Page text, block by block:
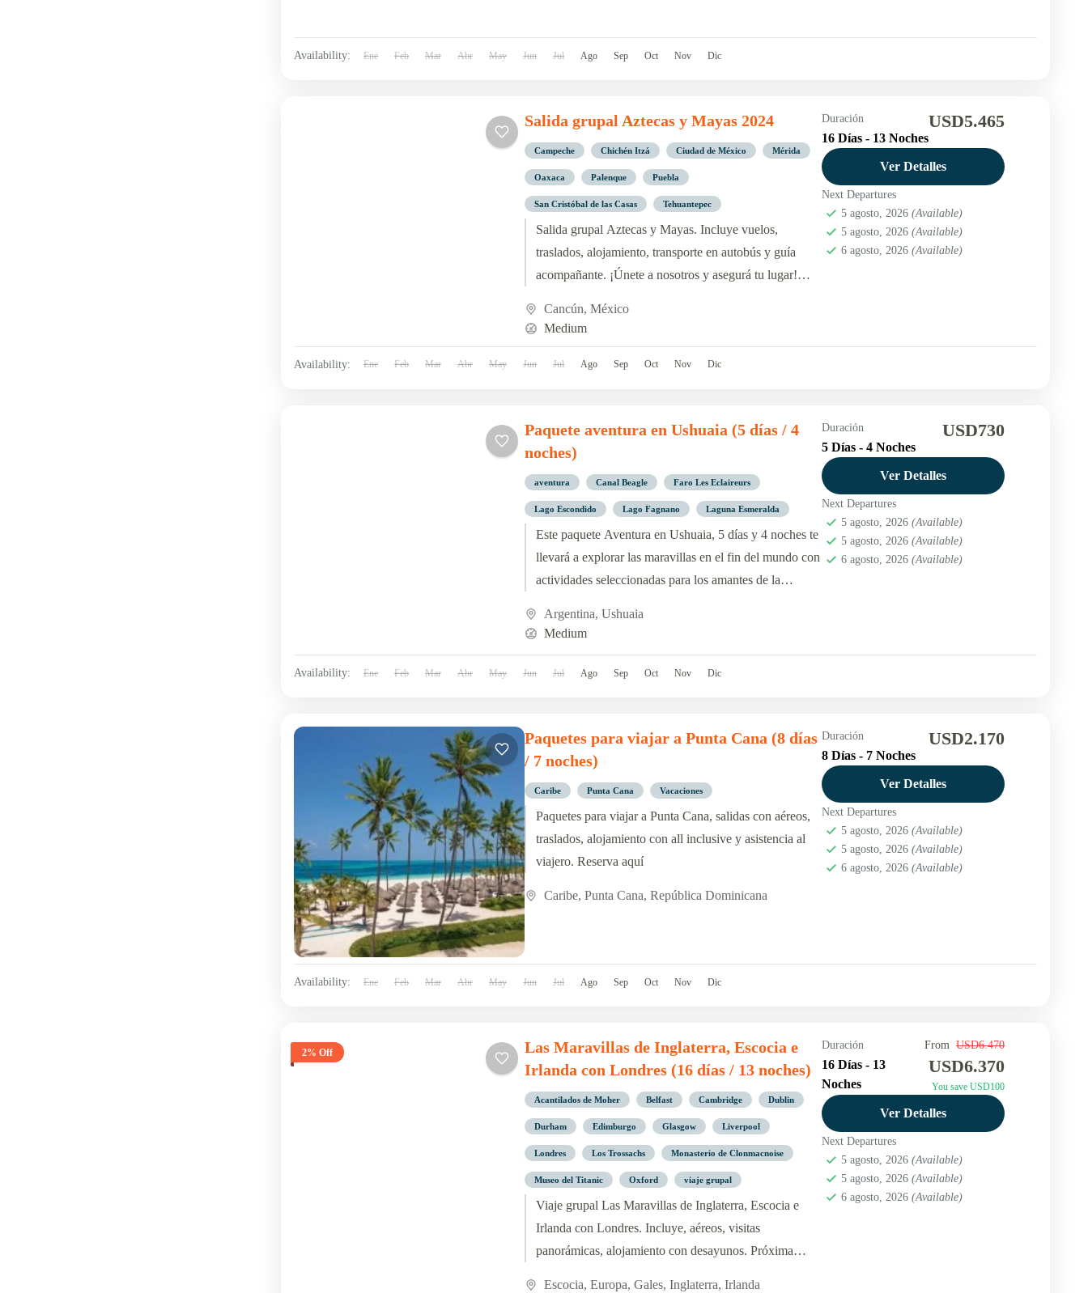
Availability: Ene Feb Mar Abr May Jun Jul Ago Sep Oct Nov Dic
Salida grupal Aztecas y Mayas 2024
Campeche Chichén Itzá Ciudad de México Mérida
Oaxaca Palenque Puebla
San Cristóbal de las Casas Tehuantepec
Salida grupal Aztecas y Mayas. Incluye vuelos,
traslados, alojamiento, transporte en autobús y guía
acompañante. ¡Únete a nosotros y asegurá tu lugar!
Cancún, México
Medium
Duración
16 Días - 13 Noches
USD5.465
Ver Detalles
Next Departures
5 agosto, 2026 (Available)
5 agosto, 2026 (Available)
6 agosto, 2026 (Available)
Availability: Ene Feb Mar Abr May Jun Jul Ago Sep Oct Nov Dic
Paquete aventura en Ushuaia (5 días / 4
noches)
aventura Canal Beagle Faro Les Eclaireurs
Lago Escondido Lago Fagnano Laguna Esmeralda
Este paquete Aventura en Ushuaia, 5 días y 4 noches te
llevará a explorar las maravillas en el fin del mundo con
actividades seleccionadas para los amantes de la
Argentina, Ushuaia
Medium
Duración
5 Días - 4 Noches
USD730
Ver Detalles
Next Departures
5 agosto, 2026 (Available)
5 agosto, 2026 (Available)
6 agosto, 2026 (Available)
Availability: Ene Feb Mar Abr May Jun Jul Ago Sep Oct Nov Dic
Paquetes para viajar a Punta Cana (8 días
/ 7 noches)
Caribe Punta Cana Vacaciones
Paquetes para viajar a Punta Cana, salidas con aéreos,
traslados, alojamiento con all inclusive y asistencia al
viajero. Reserva aquí
Caribe, Punta Cana, República Dominicana
Duración
8 Días - 7 Noches
USD2.170
Ver Detalles
Next Departures
5 agosto, 2026 (Available)
5 agosto, 2026 (Available)
6 agosto, 2026 (Available)
Availability: Ene Feb Mar Abr May Jun Jul Ago Sep Oct Nov Dic
2% Off
Las Maravillas de Inglaterra, Escocia e
Irlanda con Londres (16 días / 13 noches)
Acantilados de Moher Belfast Cambridge Dublin
Durham Edimburgo Glasgow Liverpool
Londres Los Trossachs Monasterio de Clonmacnoise
Museo del Titanic Oxford viaje grupal
Viaje grupal Las Maravillas de Inglaterra, Escocia e
Irlanda con Londres. Incluye, aéreos, visitas
panorámicas, alojamiento con desayunos. Próxima
Escocia, Europa, Gales, Inglaterra, Irlanda
Duración
16 Días - 13
Noches
From USD6.470
USD6.370
You save USD100
Ver Detalles
Next Departures
5 agosto, 2026 (Available)
5 agosto, 2026 (Available)
6 agosto, 2026 (Available)